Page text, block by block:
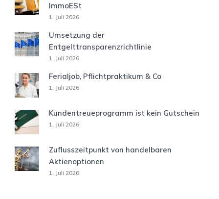
ImmoESt
1. Juli 2026
Umsetzung der
Entgelttransparenzrichtlinie
1. Juli 2026
Ferialjob, Pflichtpraktikum & Co
1. Juli 2026
Kundentreueprogramm ist kein Gutschein
1. Juli 2026
Zuflusszeitpunkt von handelbaren
Aktienoptionen
1. Juli 2026